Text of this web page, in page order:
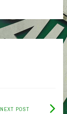
NEXT POST
Next